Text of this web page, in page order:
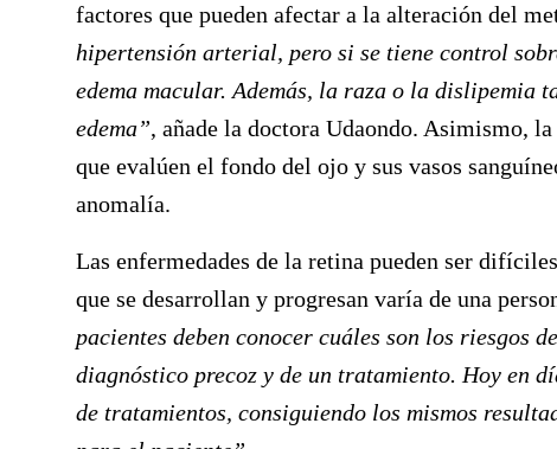
factores que pueden afectar a la alteración del
hipertensión arterial, pero si se tiene control
edema macular. Además, la raza o la
edema”, añade la doctora Udaondo. Asimismo,
que evalúen el fondo del ojo y sus vasos
anomalía.
Las enfermedades de la retina pueden ser
que se desarrollan y progresan varía de una
pacientes deben conocer cuáles son los riesgos
diagnóstico precoz y de un tratamiento. Hoy en
de tratamientos, consiguiendo los mismos